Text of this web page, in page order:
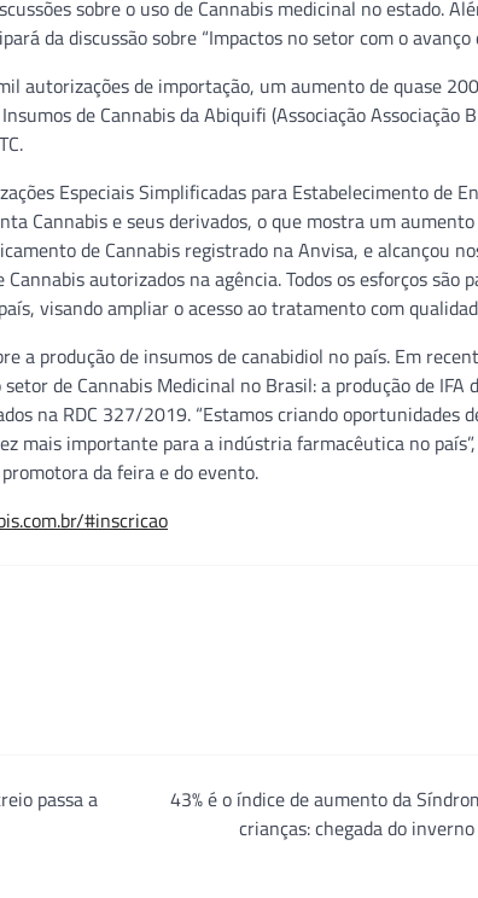
sobre o uso de Cannabis medicinal no estado.
da discussão sobre “Impactos no setor com o avanço
autorizações de importação, um aumento de quase
de Cannabis da Abiquifi (Associação Associação
Especiais Simplificadas para Estabelecimento de
Cannabis e seus derivados, o que mostra um
de Cannabis registrado na Anvisa, e alcançou
autorizados na agência. Todos os esforços são
visando ampliar o acesso ao tratamento com
a produção de insumos de canabidiol no país. Em
de Cannabis Medicinal no Brasil: a produção de IFA
na RDC 327/2019. “Estamos criando oportunidades
mais importante para a indústria farmacêutica no
da feira e do evento.
#inscricao
passa a
43% é o índice de aumento da
crianças: chegada do